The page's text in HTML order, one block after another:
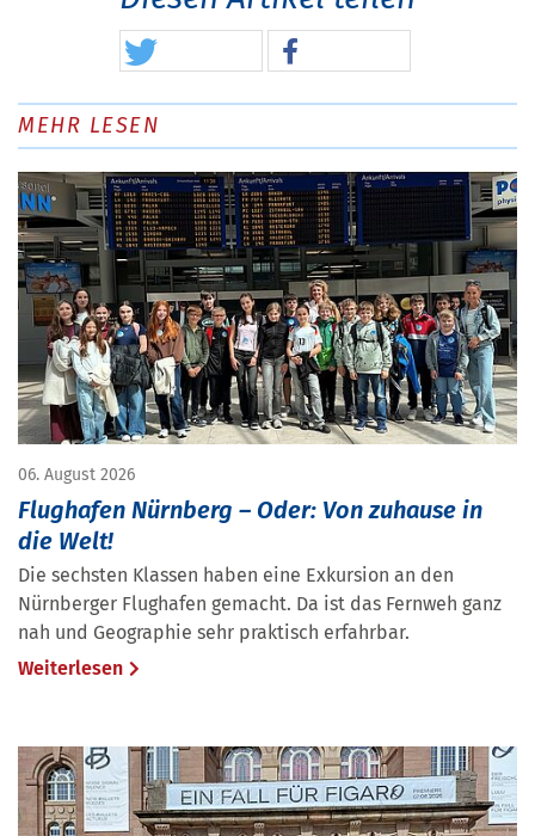
MEHR LESEN
06. August 2026
Flughafen Nürnberg – Oder: Von zuhause in
die Welt!
Die sechsten Klassen haben eine Exkursion an den
Nürnberger Flughafen gemacht. Da ist das Fernweh ganz
nah und Geographie sehr praktisch erfahrbar.
Weiterlesen